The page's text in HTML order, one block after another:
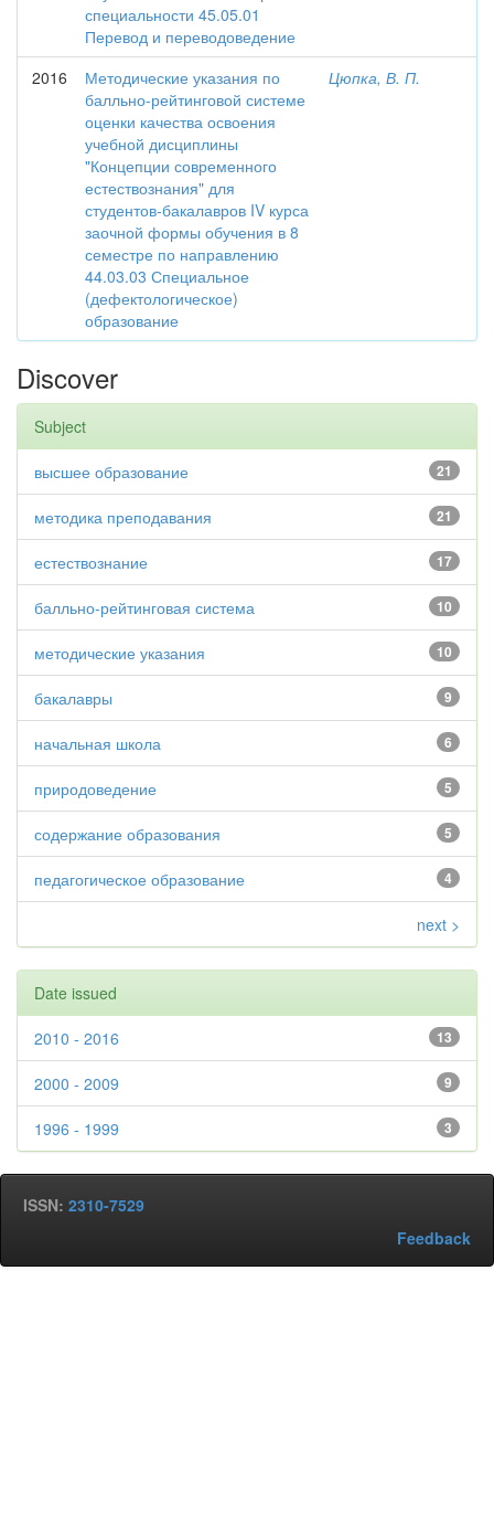
специальности 45.05.01
Перевод и переводоведение
2016
Методические указания по
балльно-рейтинговой системе
оценки качества освоения
учебной дисциплины
"Концепции современного
естествознания" для
студентов-бакалавров IV курса
заочной формы обучения в 8
семестре по направлению
44.03.03 Специальное
(дефектологическое)
образование
Цюпка, В. П.
Discover
Subject
21
высшее образование
21
методика преподавания
17
естествознание
10
балльно-рейтинговая система
10
методические указания
9
бакалавры
6
начальная школа
5
природоведение
5
содержание образования
4
педагогическое образование
next >
Date issued
13
2010 - 2016
9
2000 - 2009
3
1996 - 1999
ISSN: 2310-7529
Feedback